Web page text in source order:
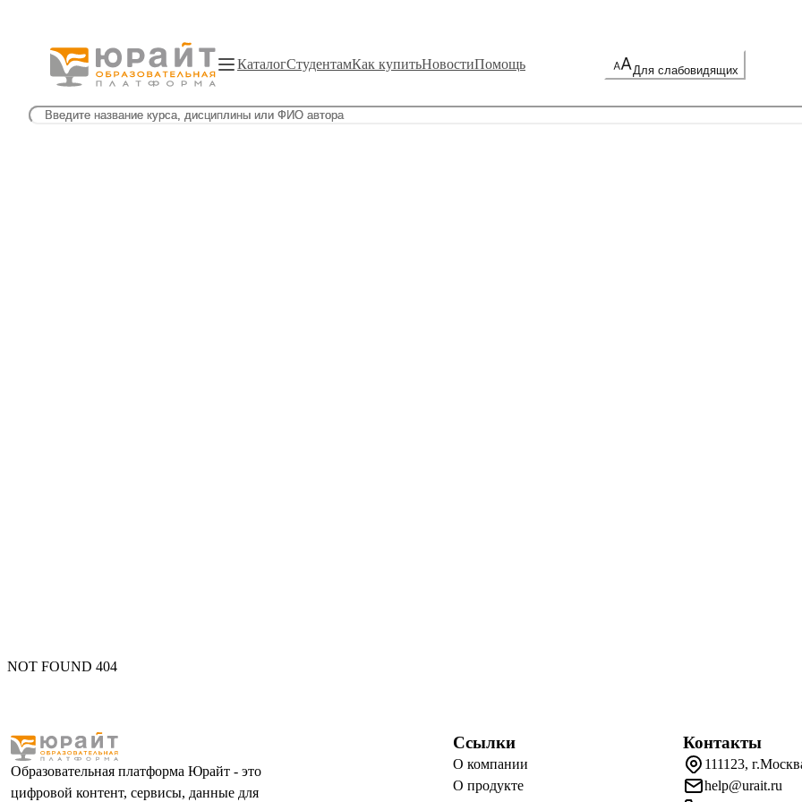
КаталогСтудентамКак купитьНовостиПомощь Для слабовидящих
NOT FOUND 404
Образовательная платформа Юрайт - это
цифровой контент, сервисы, данные для
Ссылки
О компании
О продукте
Контакты
111123,
help@urait.ru